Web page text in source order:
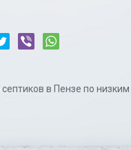
в Пензе по низким